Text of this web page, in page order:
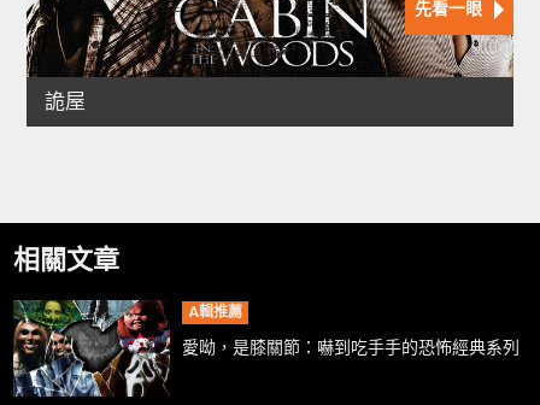
相關文章
A輯推薦
愛呦，是膝關節：嚇到吃手手的恐怖經典系列